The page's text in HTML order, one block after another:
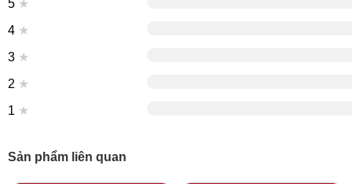
5 ★
4 ★
3 ★
2 ★
1 ★
Sản phẩm liên quan